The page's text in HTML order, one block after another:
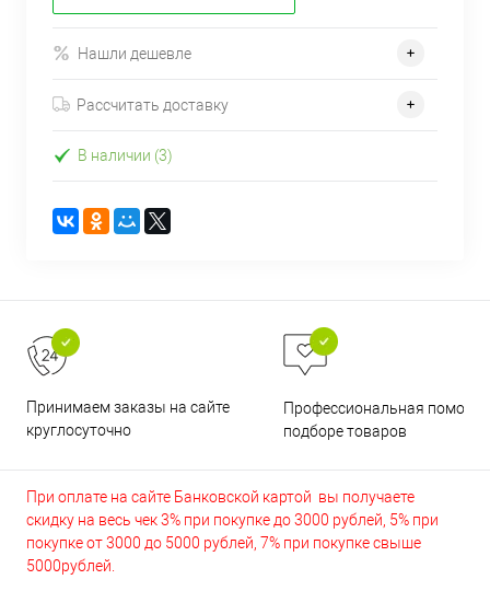
Нашли дешевле
Рассчитать доставку
В наличии (3)
Принимаем заказы на сайте
круглосуточно
Профессиональная помощь
подборе товаров
При оплате на сайте Банковской картой вы получаете
скидку на весь чек 3% при покупке до 3000 рублей, 5% при
покупке от 3000 до 5000 рублей, 7% при покупке свыше
5000рублей.